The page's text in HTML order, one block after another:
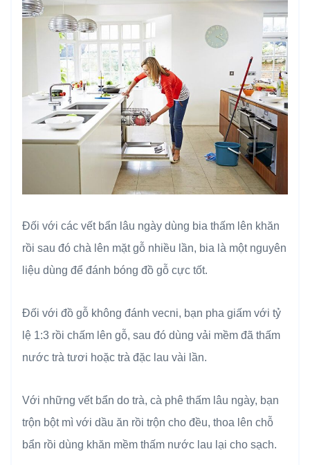
Đối với các vết bẩn lâu ngày dùng bia thấm lên khăn
rồi sau đó chà lên mặt gỗ nhiều lần, bia là một nguyên
liệu dùng để đánh bóng đồ gỗ cực tốt.
Đối với đồ gỗ không đánh vecni, bạn pha giấm với tỷ
lệ 1:3 rồi chấm lên gỗ, sau đó dùng vải mềm đã thấm
nước trà tươi hoặc trà đặc lau vài lần.
Với những vết bẩn do trà, cà phê thấm lâu ngày, bạn
trộn bột mì với dầu ăn rồi trộn cho đều, thoa lên chỗ
bẩn rồi dùng khăn mềm thấm nước lau lại cho sạch.